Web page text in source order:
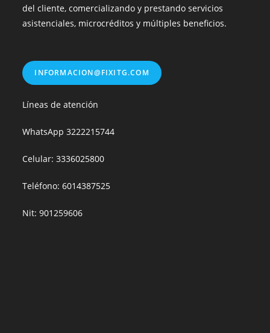
del cliente, comercializando y prestando servicios
asistenciales, microcréditos y múltiples beneficios.
INFORMACION@FIXITG.COM
Líneas de atención
WhatsApp3222215744
Celular: 3336025800
Teléfono: 6014387525
Nit: 901259606